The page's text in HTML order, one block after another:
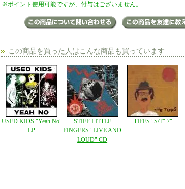
※ポイント使用可能ですが、付与はございません。
この商品を買った人はこんな商品も買っています
USED KIDS "Yeah No"
LP
STIFF LITTLE
FINGERS "LIVE AND
LOUD" CD
TIFFS "S/T" 7"